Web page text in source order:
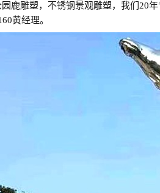
鹿雕塑，不锈钢景观雕塑，我们20
黄经理。